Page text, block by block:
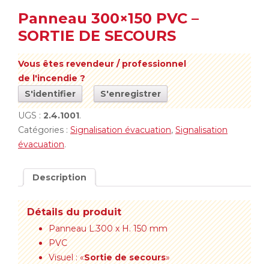
Panneau 300×150 PVC –
SORTIE DE SECOURS
Vous êtes revendeur / professionnel
de l'incendie ?
S'identifier
S'enregistrer
UGS : 2.4.1001.
Catégories : Signalisation évacuation, Signalisation
évacuation.
Description
Détails du produit
Panneau L.300 x H. 150 mm
PVC
Visuel : «Sortie de secours»